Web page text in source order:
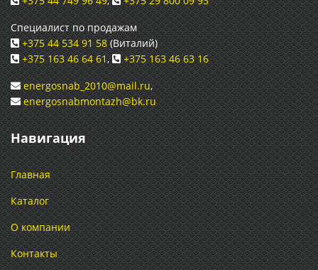
Специалист по продажам
+375 44 534 91 58(Виталий)
+375 163 46 64 61,
+375 163 46 63 16
energosnab_2010@mail.ru,
energosnabmontazh@bk.ru
Навигация
Главная
Каталог
О компании
Контакты